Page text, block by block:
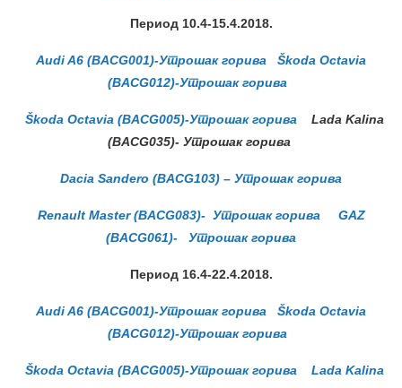
Период 10.4-15.4.2018.
Audi A6 (BACG001)-Утрошак горива
Škoda Octavia
(BACG012)-Утрошак горива
Škoda Octavia (BACG005)-Утрошак горива
Lada Kalina
(BACG035)- Утрошак горива
Dacia Sandero (BACG103) – Утрошак горива
Renault Master (BACG083)- Утрошак горива
GAZ
(BACG061)- Утрошак горива
Период 16.4-22.4.2018.
Audi A6 (BACG001)-Утрошак горива
Škoda Octavia
(BACG012)-Утрошак горива
Škoda Octavia (BACG005)-Утрошак горива
Lada Kalina